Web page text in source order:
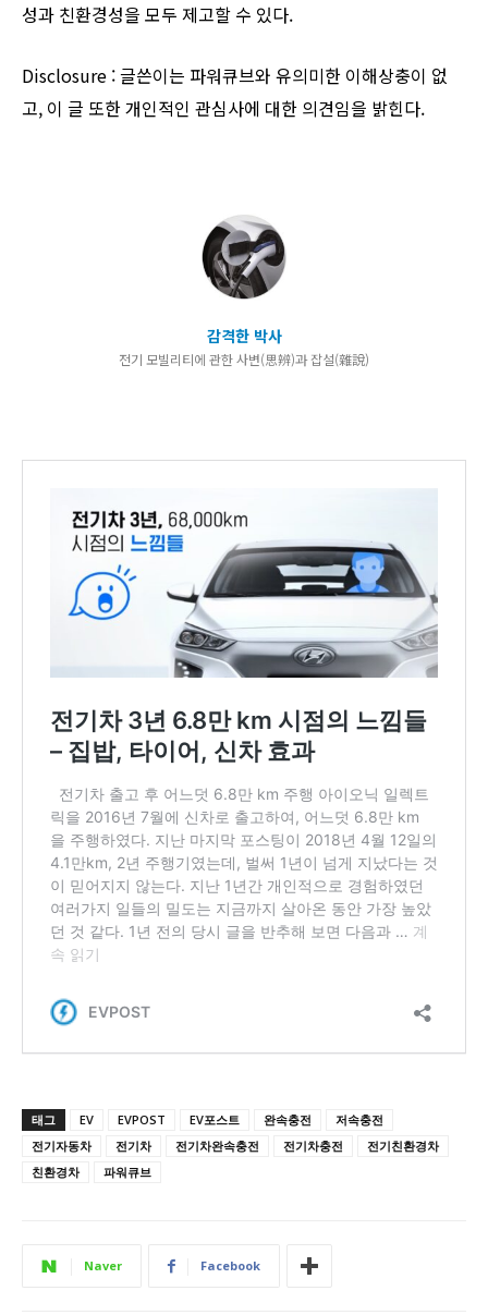
성과 친환경성을 모두 제고할 수 있다.
Disclosure : 글쓴이는 파워큐브와 유의미한 이해상충이 없
고, 이 글 또한 개인적인 관심사에 대한 의견임을 밝힌다.
감격한 박사
전기 모빌리티에 관한 사변(思辨)과 잡설(雜說)
태그 EV EVPOST EV포스트 완속충전
저속충전
전기자동차
전기차 전기차완속충전 전기차충전
전기친환경차
친환경차
파워큐브
Naver Facebook